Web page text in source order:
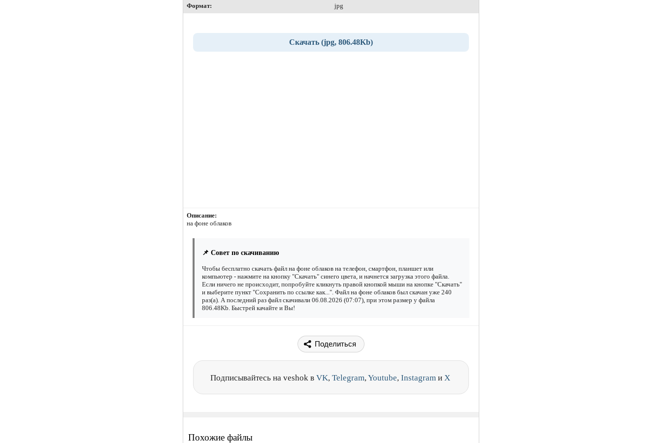
Формат:
jpg
Скачать (jpg, 806.48Kb)
Описание:
на фоне облаков
📌 Совет по скачиванию
Чтобы бесплатно скачать файл на фоне облаков на телефон, смартфон, планшет или
компьютер - нажмите на кнопку "Скачать" синего цвета, и начнется загрузка этого файла.
Если ничего не происходит, попробуйте кликнуть правой кнопкой мыши на кнопке "Скачать"
и выберите пункт "Сохранить по ссылке как...". Файл на фоне облаков был скачан уже 240
раз(а). А последний раз файл скачивали 06.08.2026 (07:07), при этом размер у файла
806.48Kb. Быстрей качайте и Вы!
Поделиться
Подписывайтесь на veshok в VK, Telegram,Youtube, Instagram и X
Похожие файлы